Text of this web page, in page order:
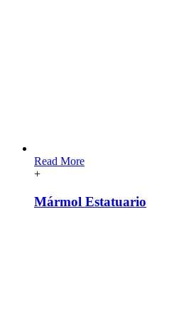
Read More
+
Mármol Estatuario